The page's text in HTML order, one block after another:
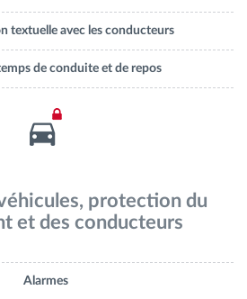
textuelle avec les conducteurs
de conduite et de repos
protection du
et des conducteurs
Alarmes